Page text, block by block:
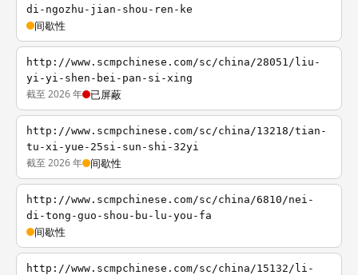
di-ngozhu-jian-shou-ren-ke
间歇性
http://www.scmpchinese.com/sc/china/28051/liu-
yi-yi-shen-bei-pan-si-xing
截至 2026 年 已屏蔽
http://www.scmpchinese.com/sc/china/13218/tian-
tu-xi-yue-25si-sun-shi-32yi
截至 2026 年 间歇性
http://www.scmpchinese.com/sc/china/6810/nei-
di-tong-guo-shou-bu-lu-you-fa
间歇性
http://www.scmpchinese.com/sc/china/15132/li-